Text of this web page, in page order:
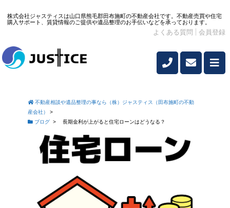
株式会社ジャスティスは山口県熊毛郡田布施町の不動産会社です。不動産売買や住宅
購入サポート、賃貸情報のご提供や遺品整理のお手伝いなどを承っております。
よくある質問 会員登録
不動産相談や遺品整理の事なら（株）ジャスティス（田布施町の不動
産会社）
>
ブログ > 長期金利が上がると住宅ローンはどうなる？